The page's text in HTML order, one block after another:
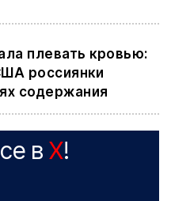
плевать кровью:
россиянки
содержания
в X!